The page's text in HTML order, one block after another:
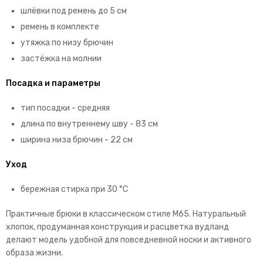
шлёвки под ремень до 5 см
ремень в комплекте
утяжка по низу брючин
застёжка на молнии
Посадка и параметры
тип посадки - средняя
длина по внутреннему шву - 83 см
ширина низа брючин - 22 см
Уход
бережная стирка при 30 °C
Практичные брюки в классическом стиле M65. Натуральный
хлопок, продуманная конструкция и расцветка вудланд
делают модель удобной для повседневной носки и активного
образа жизни.